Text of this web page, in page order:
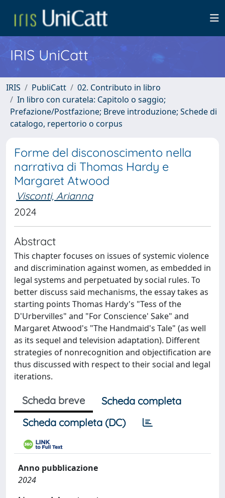
IRIS UniCatt
IRIS PubliCatt
02. Contributo in libro
In libro con curatela: Capitolo o saggio;
Prefazione/Postfazione; Breve introduzione; Schede di
catalogo, repertorio o corpus
Forme del disconoscimento nella
narrativa di Thomas Hardy e
Margaret Atwood
Visconti, Arianna
2024
Abstract
This chapter focuses on issues of systemic violence
and discrimination against women, as embedded in
legal systems and perpetuated by social rules. To
better discuss said mechanisms, the essay takes as
starting points Thomas Hardy's "Tess of the
D'Urbervilles" and "For Conscience' Sake" and
Margaret Atwood's "The Handmaid's Tale" (as well
as its sequel and television adaptation). Different
strategies of nonrecognition and objectification are
thus discussed with respect to their social and legal
iterations.
Scheda breve
Scheda completa
Scheda completa (DC)
Anno pubblicazione
2024